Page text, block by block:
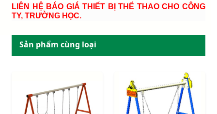
LIÊN HỆ BÁO GIÁ THIẾT BỊ THỂ THAO CHO CÔNG
TY, TRƯỜNG HỌC.
Sản phẩm cùng loại